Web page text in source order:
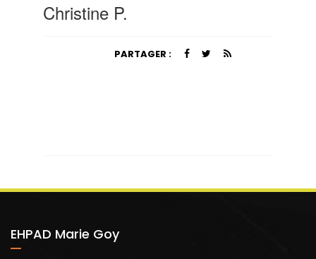
Christine P.
PARTAGER :
EHPAD Marie Goy